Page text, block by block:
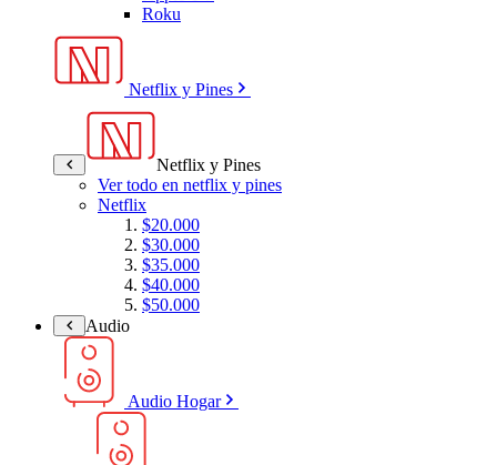
Roku
Netflix y Pines
Netflix y Pines
Ver todo en netflix y pines
Netflix
$20.000
$30.000
$35.000
$40.000
$50.000
Audio
Audio Hogar